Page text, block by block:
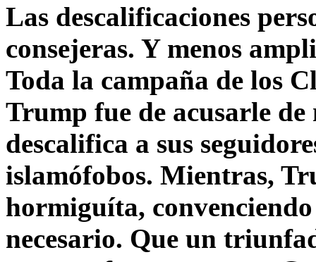
Las descalificaciones
consejeras. Y menos
Toda la campaña de los
Trump fue de acusarle
descalifica a sus
islamófobos. Mientras,
hormiguíta,
necesario. Que un